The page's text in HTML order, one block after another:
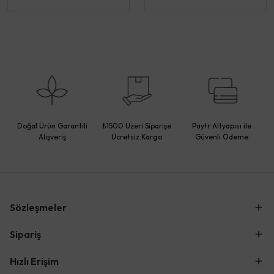
Doğal Ürün Garantili
Alışveriş
₺1500 Üzeri Siparişe
Ücretsiz Kargo
Paytr Altyapısı ile
Güvenli Ödeme
Sözleşmeler
Sipariş
Hızlı Erişim